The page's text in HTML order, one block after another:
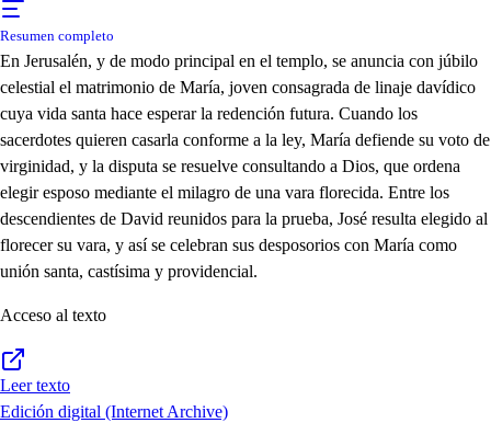
Resumen completo
En Jerusalén, y de modo principal en el templo, se anuncia con júbilo
celestial el matrimonio de María, joven consagrada de linaje davídico
cuya vida santa hace esperar la redención futura. Cuando los
sacerdotes quieren casarla conforme a la ley, María defiende su voto de
virginidad, y la disputa se resuelve consultando a Dios, que ordena
elegir esposo mediante el milagro de una vara florecida. Entre los
descendientes de David reunidos para la prueba, José resulta elegido al
florecer su vara, y así se celebran sus desposorios con María como
unión santa, castísima y providencial.
Acceso al texto
Leer texto
Edición digital (Internet Archive)